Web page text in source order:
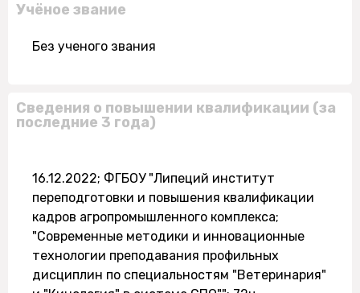
Учёное звание
Без ученого звания
Сведения о повышении квалификации (за
последние 3 года)
16.12.2022; ФГБОУ "Липеций институт
переподготовки и повышения квалификации
кадров агропромышленного комплекса;
"Современные методики и инновационные
технологии преподавания профильных
дисциплин по специальностям "Ветеринария"